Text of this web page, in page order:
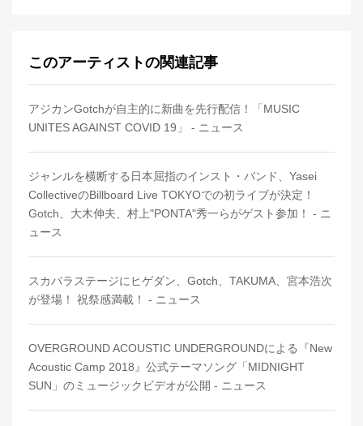
このアーティストの関連記事
アジカンGotchが自主的に新曲を先行配信！「MUSIC
UNITES AGAINST COVID 19」 - ニュース
ジャンルを横断する日本屈指のインスト・バンド、Yasei
CollectiveのBillboard Live TOKYOでの初ライブが決定！
Gotch、大木伸夫、村上"PONTA"秀一らがゲスト参加！ - ニ
ュース
スカパラステージにヒゲダン、Gotch、TAKUMA、宮本浩次
が登場！ 祝祭感満載！ - ニュース
OVERGROUND ACOUSTIC UNDERGROUNDによる『New
Acoustic Camp 2018』公式テーマソング「MIDNIGHT
SUN」のミュージックビデオが公開 - ニュース